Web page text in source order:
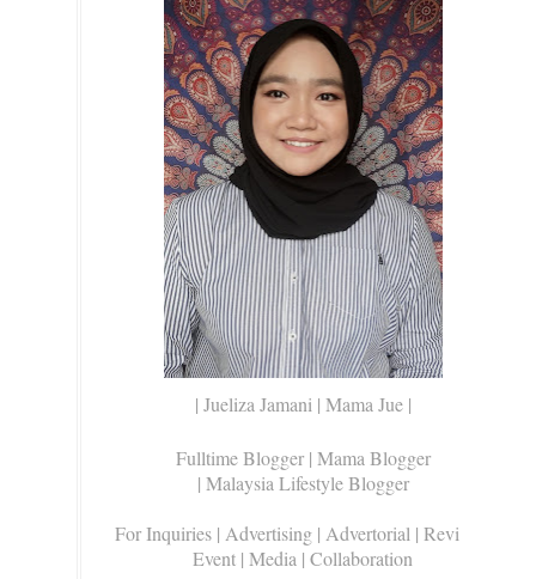
| Jueliza Jamani | Mama Jue |
Fulltime Blogger | Mama Blogger
| Malaysia Lifestyle Blogger
For Inquiries | Advertising | Advertorial | Review |
Event | Media | Collaboration